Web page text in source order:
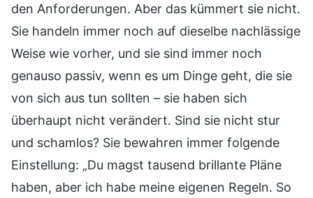
den Anforderungen. Aber das kümmert sie nicht.
Sie handeln immer noch auf dieselbe nachlässige
Weise wie vorher, und sie sind immer noch
genauso passiv, wenn es um Dinge geht, die sie
von sich aus tun sollten – sie haben sich
überhaupt nicht verändert. Sind sie nicht stur
und schamlos? Sie bewahren immer folgende
Einstellung: „Du magst tausend brillante Pläne
haben, aber ich habe meine eigenen Regeln. So